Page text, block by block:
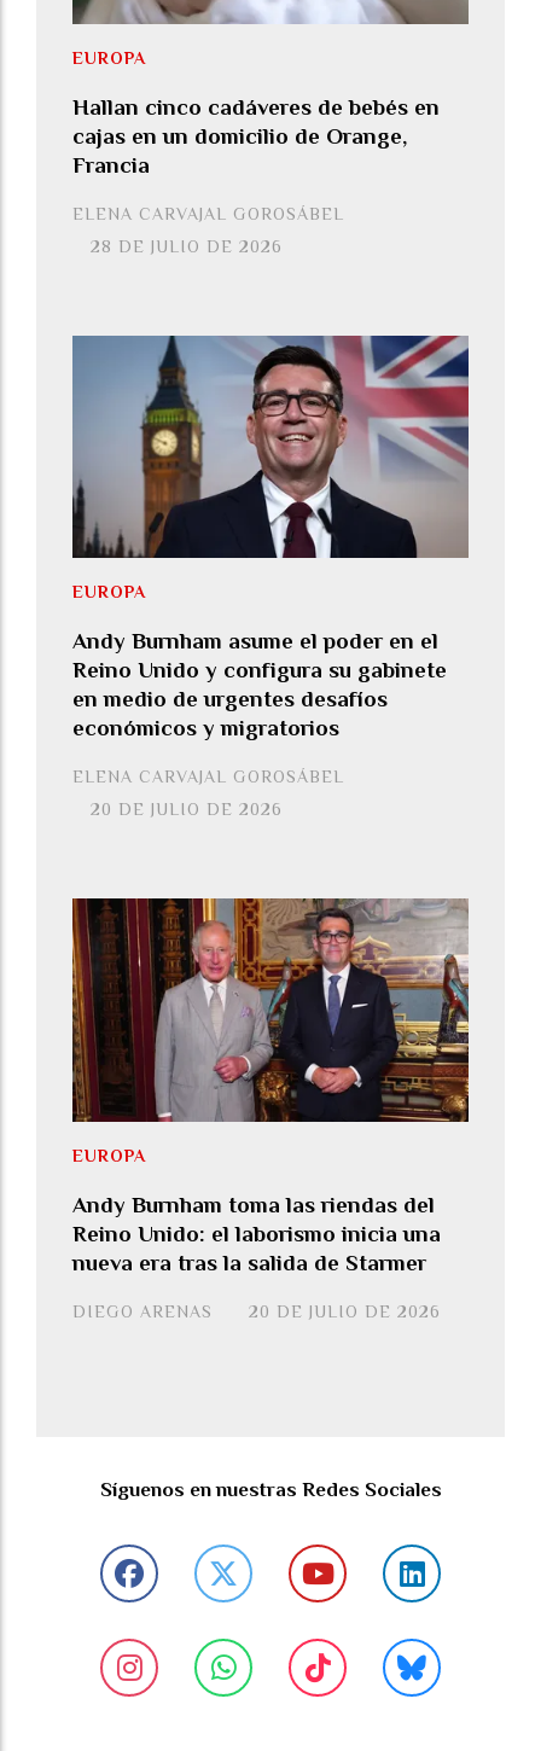
Hallan cinco cadáveres de bebés en
cajas en un domicilio de Orange,
Francia
ELENA CARVAJAL GOROSÁBEL
EUROPA
28 DE JULIO DE 2026
Andy Burnham asume el poder en el
Reino Unido y configura su gabinete
en medio de urgentes desafíos
económicos y migratorios
ELENA CARVAJAL GOROSÁBEL
EUROPA
20 DE JULIO DE 2026
Andy Burnham toma las riendas del
Reino Unido: el laborismo inicia una
nueva era tras la salida de Starmer
DIEGO ARENAS
EUROPA
20 DE JULIO DE 2026
Síguenos en nuestras Redes Sociales